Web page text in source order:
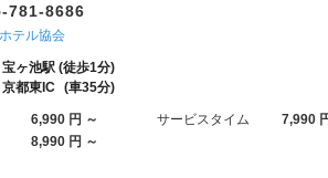
781-8686
テル協会
宝ヶ池駅 (徒歩1分)
京都東IC (車35分)
6,990 円 ～ サービスタイム
7,990
8,990 円 ～